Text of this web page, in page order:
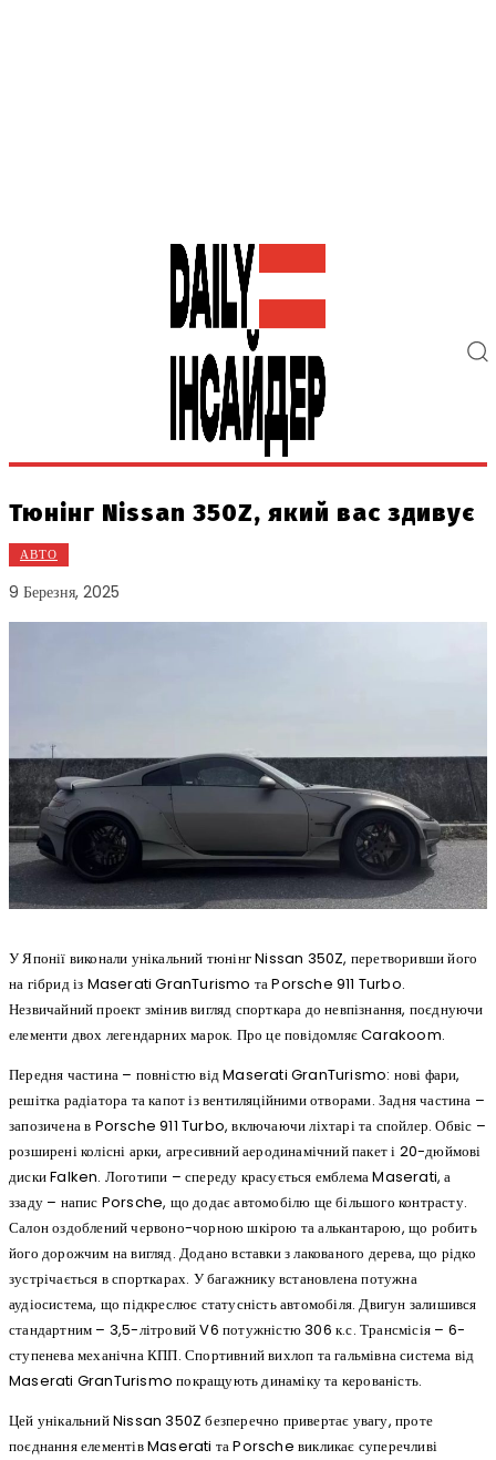
Тюнінг Nissan 350Z, який вас здивує
АВТО
9 Березня, 2025
У Японії виконали унікальний тюнінг Nissan 350Z, перетворивши його
на гібрид із Maserati GranTurismo та Porsche 911 Turbo.
Незвичайний проект змінив вигляд спорткара до невпізнання, поєднуючи
елементи двох легендарних марок. Про це повідомляє Carakoom.
Передня частина – повністю від Maserati GranTurismo: нові фари,
решітка радіатора та капот із вентиляційними отворами. Задня частина –
запозичена в Porsche 911 Turbo, включаючи ліхтарі та спойлер. Обвіс –
розширені колісні арки, агресивний аеродинамічний пакет і 20-дюймові
диски Falken. Логотипи – спереду красується емблема Maserati, а
ззаду – напис Porsche, що додає автомобілю ще більшого контрасту.
Салон оздоблений червоно-чорною шкірою та алькантарою, що робить
його дорожчим на вигляд. Додано вставки з лакованого дерева, що рідко
зустрічається в спорткарах. У багажнику встановлена потужна
аудіосистема, що підкреслює статусність автомобіля. Двигун залишився
стандартним – 3,5-літровий V6 потужністю 306 к.с. Трансмісія – 6-
ступенева механічна КПП. Спортивний вихлоп та гальмівна система від
Maserati GranTurismo покращують динаміку та керованість.
Цей унікальний Nissan 350Z безперечно привертає увагу, проте
поєднання елементів Maserati та Porsche викликає суперечливі